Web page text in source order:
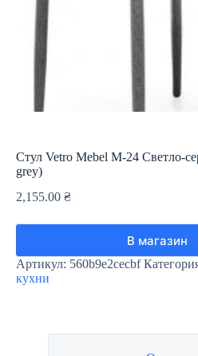
Стул Vetro Mebel М-24 Светло-
grey)
2,155.00 ₴
В магазин
Артикул: 560b9e2cecbf
кухни